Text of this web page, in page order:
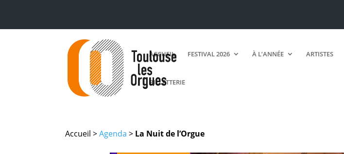
ACCUEIL FESTIVAL 2026 À L’ANNÉE ARTISTES
BILLETTERIE
Accueil >Agenda > La Nuit de l’Orgue